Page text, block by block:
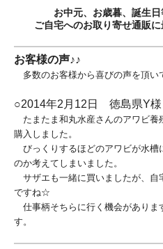
お中元、お歳暮、誕生日
ご自宅へのお取り寄せ通販に
お客様の声♪♪
多数のお客様から喜びの声を頂い
○2014年2月12日 徳島県Y様
たまたま和丸水産さんのアワビ養
購入しました。
びっくりするほどのアワビが水槽
のか考えてしまいました。
サザエも一緒に買いましたが、自
ですね☆
仕事柄そちらに行く機会がありま
す。